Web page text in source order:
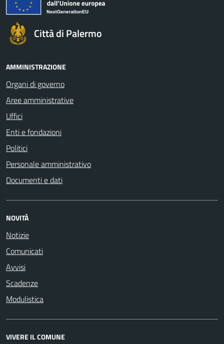
Città di Palermo
AMMINISTRAZIONE
Organi di governo
Aree amministrative
Uffici
Enti e fondazioni
Politici
Personale amministrativo
Documenti e dati
NOVITÀ
Notizie
Comunicati
Avvisi
Scadenze
Modulistica
VIVERE IL COMUNE